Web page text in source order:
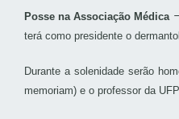
Posse na Associação Médica
terá como presidente o
Durante a solenidade serão
memoriam) e o professor da